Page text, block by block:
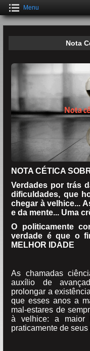
Menu
Nota
NOTA CÉTICA
Verdades por trás
dificuldades, que
chegar à velhice...
e da mente... Uma
O politicamente
verdade é que o
MELHOR IDADE
As chamadas
auxílio de
prolongar a
que esses anos a
mal-estares de
à velhice: a maior
praticamente de